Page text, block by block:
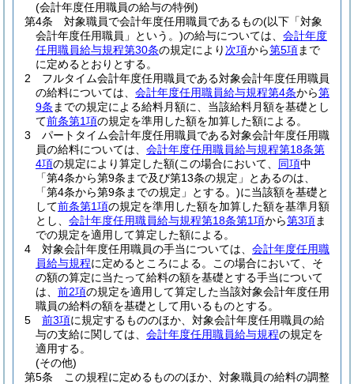
(会計年度任用職員の給与の特例)
第4条
対象職員で会計年度任用職員であるもの(以下「対象
会計年度任用職員」という。)の給与については、 会計年度
任用職員給与規程第30条の規定により 次項から第5項まで
に定めるとおりとする。
2
フルタイム会計年度任用職員である対象会計年度任用職員
の給料については、 会計年度任用職員給与規程第4条から第
9条 までの規定による給料月額に、当該給料月額を基礎とし
て前条第1項の規定を準用した額を加算した額による。
3
パートタイム会計年度任用職員である対象会計年度任用職
員の給料については、 会計年度任用職員給与規程第18条第
4項の規定により算定した額(この場合において、 同項中
「第4条から第9条まで及び第13条の規定」とあるのは、
「第4条から第9条までの規定」とする。)に当該額を基礎と
して前条第1項の規定を準用した額を加算した額を基準月額
とし、 会計年度任用職員給与規程第18条第1項から第3項ま
での規定を適用して算定した額による。
4
対象会計年度任用職員の手当については、 会計年度任用職
員給与規程に定めるところによる。
この場合において、そ
の額の算定に当たって給料の額を基礎とする手当について
は、 前2項の規定を適用して算定した当該対象会計年度任用
職員の給料の額を基礎として用いるものとする。
5
前3項に規定するもののほか、対象会計年度任用職員の給
与の支給に関しては、 会計年度任用職員給与規程の規定を
適用する。
(その他)
第5条
この規程に定めるもののほか、対象職員の給料の調整